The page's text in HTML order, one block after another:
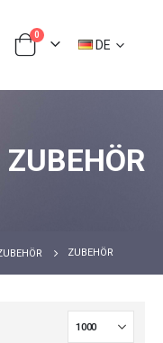
Warenkorb
0 Artikel
Sprache
DE
ZUBEHÖR
ZUBEHÖR